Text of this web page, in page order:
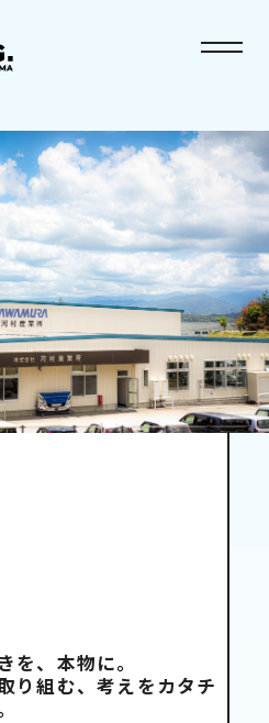
を、本物に。
り組む、考えをカタチ